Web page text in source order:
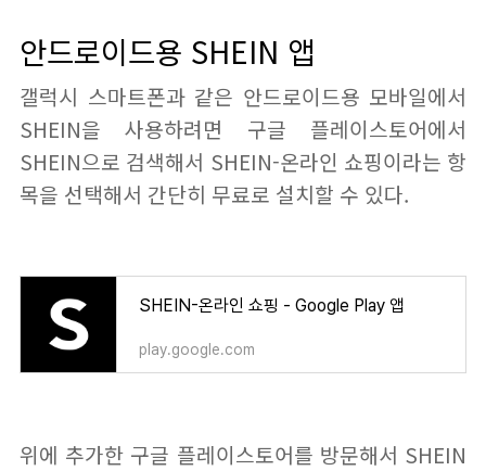
안드로이드용 SHEIN 앱
갤럭시 스마트폰과 같은 안드로이드용 모바일에서
SHEIN을 사용하려면 구글 플레이스토어에서
SHEIN으로 검색해서 SHEIN-온라인 쇼핑이라는 항
목을 선택해서 간단히 무료로 설치할 수 있다.
SHEIN-온라인 쇼핑 - Google Play 앱
play.google.com
위에 추가한 구글 플레이스토어를 방문해서 SHEIN